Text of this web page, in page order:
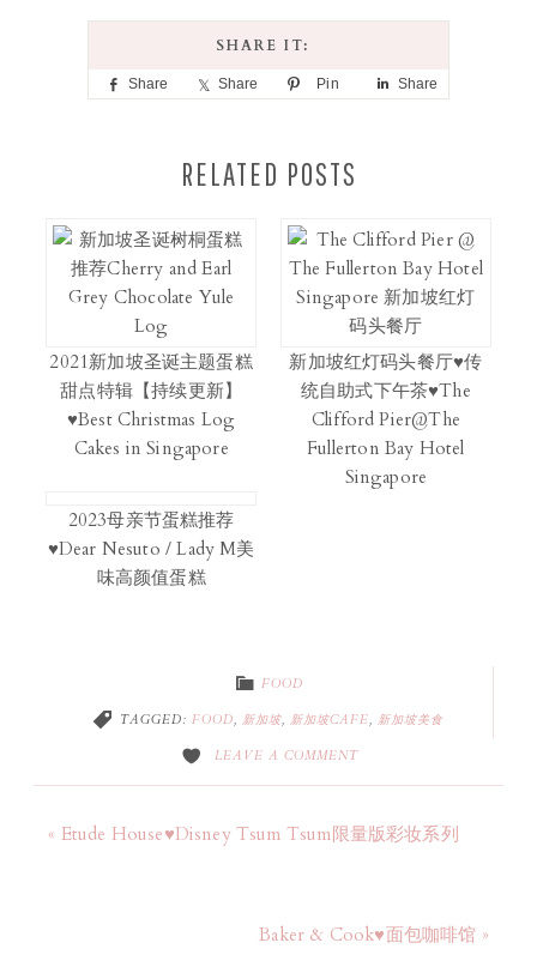
Share Share Pin Share
RELATED POSTS
2021新加坡圣诞主题蛋糕
甜点特辑【持续更新】
♥Best Christmas Log
Cakes in Singapore
新加坡红灯码头餐厅♥传
统自助式下午茶♥The
Clifford Pier@The
Fullerton Bay Hotel
Singapore
2023母亲节蛋糕推荐
♥Dear Nesuto / Lady M美
味高颜值蛋糕
FOOD
TAGGED: FOOD, 新加坡, 新加坡CAFE, 新加坡美食
LEAVE A COMMENT
« Etude House♥Disney Tsum Tsum限量版彩妆系列
Baker & Cook♥面包咖啡馆 »